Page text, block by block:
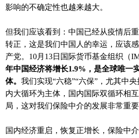
影响的不确定性也越来越大。
但我们应该看到：中国已经从疫情后
转正，这是我们中国人的幸运，应该
产党。10月13日国际货币基金组织（
年中国经济将增长1.9%，是全球唯一
体。我们实现“六稳”“六保”，尤其中
内大循环为主体，国内国际双循环相
局，这对我们保险中介的发展非常重要
国内经济重启，恢复正增长，保险中